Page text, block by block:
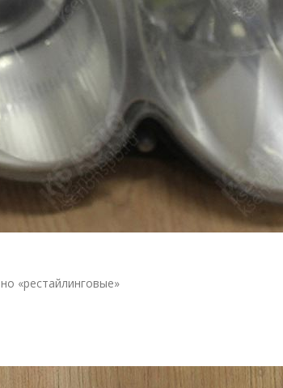
«рестайлинговые»